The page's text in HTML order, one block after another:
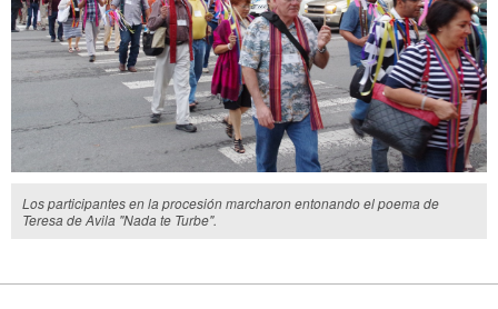
Los participantes en la procesión marcharon entonando el poema de
Teresa de Avila "Nada te Turbe".